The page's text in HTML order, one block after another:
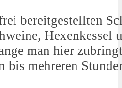
bereitgestellten
Hexenkessel
man hier
bis mehreren